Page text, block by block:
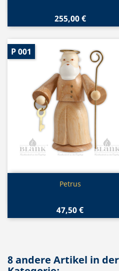
255,00 €
Vorschau
Petrus
47,50 €
P 001
8 andere Artikel in